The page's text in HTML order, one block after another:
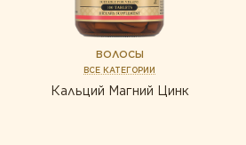
ВОЛОСЫ
ВСЕ КАТЕГОРИИ
Кальций Магний Цинк